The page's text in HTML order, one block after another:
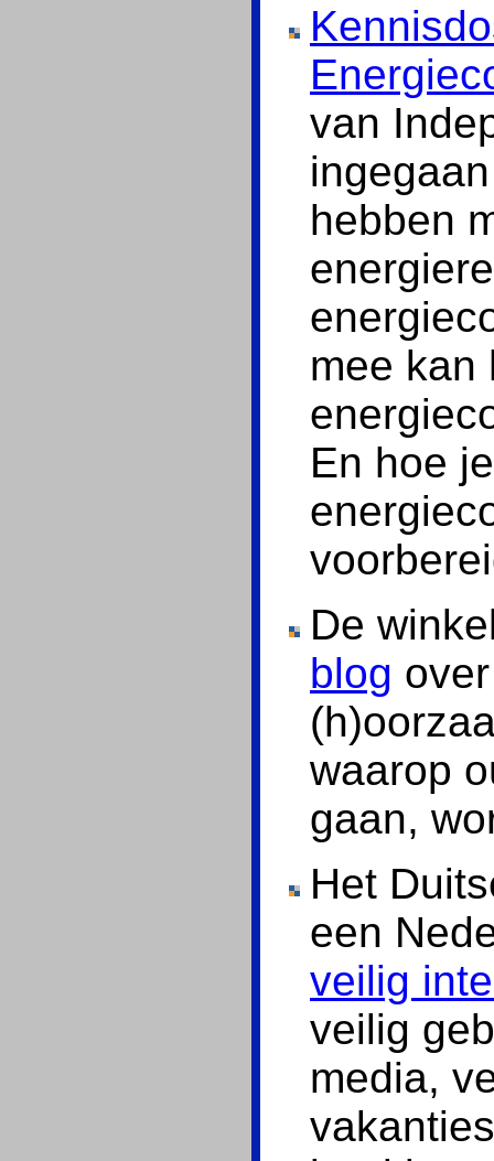
van
hebben
mee kan
En hoe
De
blog
waarop
gaan,
Het
een
veilig
veilig
media,